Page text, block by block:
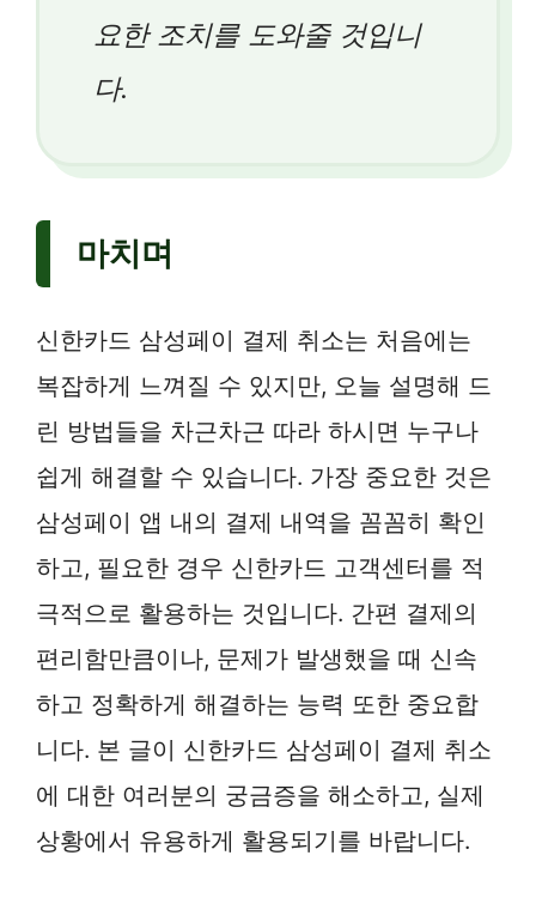
요한 조치를 도와줄 것입니
다.
마치며
신한카드 삼성페이 결제 취소는 처음에는
복잡하게 느껴질 수 있지만, 오늘 설명해 드
린 방법들을 차근차근 따라 하시면 누구나
쉽게 해결할 수 있습니다. 가장 중요한 것은
삼성페이 앱 내의 결제 내역을 꼼꼼히 확인
하고, 필요한 경우 신한카드 고객센터를 적
극적으로 활용하는 것입니다. 간편 결제의
편리함만큼이나, 문제가 발생했을 때 신속
하고 정확하게 해결하는 능력 또한 중요합
니다. 본 글이 신한카드 삼성페이 결제 취소
에 대한 여러분의 궁금증을 해소하고, 실제
상황에서 유용하게 활용되기를 바랍니다.